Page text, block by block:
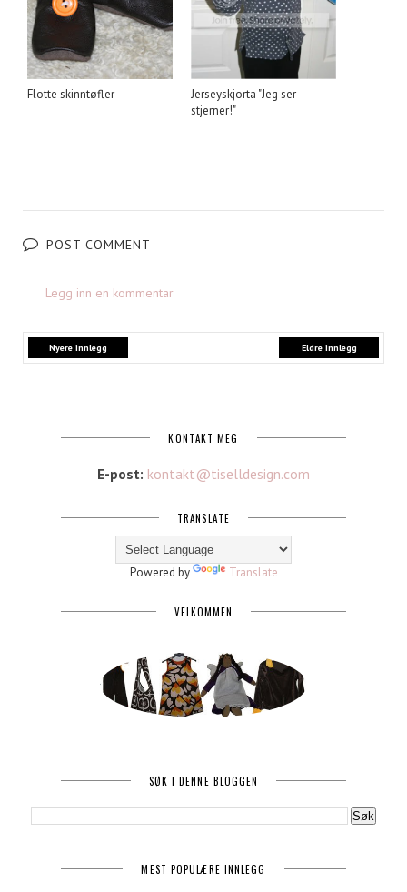
Flotte skinntøfler
Jerseyskjorta "Jeg ser
stjerner!"
POST COMMENT
Legg inn en kommentar
Nyere innlegg Eldre innlegg
KONTAKT MEG
E-post: kontakt@tiselldesign.com
TRANSLATE
Powered by Translate
VELKOMMEN
SØK I DENNE BLOGGEN
MEST POPULÆRE INNLEGG